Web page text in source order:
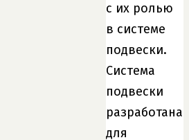
с их ролью
в системе
подвески.
Система
подвески
разработана
для